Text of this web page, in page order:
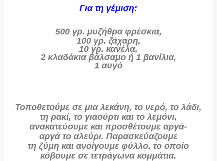
Για τη γέμιση:
500 γρ. μυζήθρα φρέσκια,
100 γρ. ζάχαρη,
10 γρ. κανέλα,
2 κλαδάκια βάλσαμο ή 1 βανίλια,
1 αυγό
Τοποθετούμε σε μια λεκάνη, το νερό, τολάδι,
τηρακί, το γιαούρτι και τολεμόνι,
ανακατεύουμε και προσθέτουμεαργά-
αργάτο αλεύρι. Παρασκεύαζουμε
τηζύμηκαιανοίγουμε φύλλο, το οποίο
κόβουμε σετετράγωνα κομμάτια.